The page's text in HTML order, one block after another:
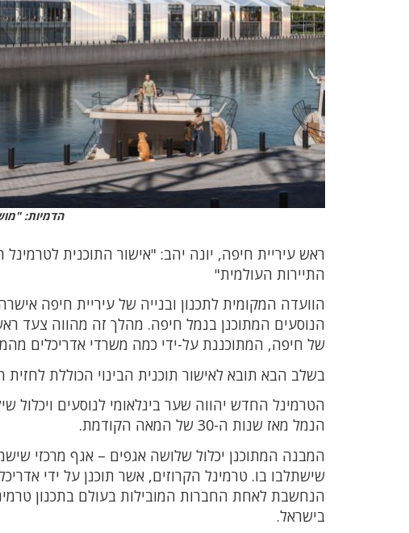
הדמיות:
ראש עיריית חיפה, יונה יהב: "אישור התוכנית
התיירות העולמית"
הוועדה המקומית לתכנון ובנייה של עיריית חיפה
הנוסעים המתוכנן בנמל חיפה. מהלך זה מהווה צעד
של חיפה, המתוכננת על-ידי כמה משרדי אדריכלים
בשלב הבא תובא לאישור תוכנית הבינוי הכוללת
הנמל מאז שנות ה-30 של המאה הקודמת.
המבנה המתוכנן יכלול שלושה אגפים – אגף מרכזי
הנחשבת לאחת החברות המובילות בעולם בתכנון
בישראל.